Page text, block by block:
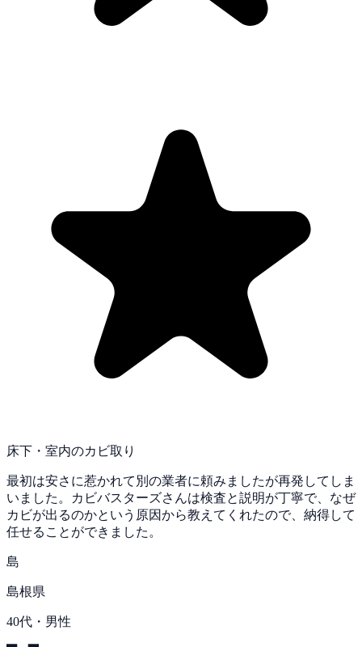
床下・室内のカビ取り
最初は安さに惹かれて別の業者に頼みましたが再発してしま
いました。カビバスターズさんは検査と説明が丁寧で、なぜ
カビが出るのかという原因から教えてくれたので、納得して
任せることができました。
島
島根県
40代・男性